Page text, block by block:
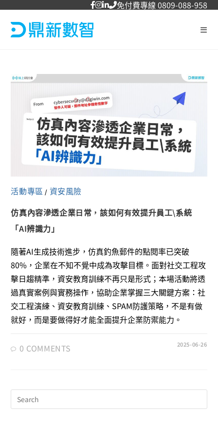
免付費專線 0809-088-958
活動專區 / 資安風險
仿真內容滲透企業日常，該如何有效提升員工\系統
「AI辨識力」
隨著AI生成技術進步，仿真釣魚郵件的點閱率已突破
80%，企業在不知不覺中成為攻擊目標。面對社交工程攻
擊日趨精準，資安教育訓練不再只是形式；本場活動將透
過真實案例與實務操作，協助企業掌握三大關鍵方案：社
交工程演練、資安教育訓練、SPAM防護策略，不是有做
就好，而是要做得好才能全面提升企業防禦能力。
0 COMMENTS 2025-06-26